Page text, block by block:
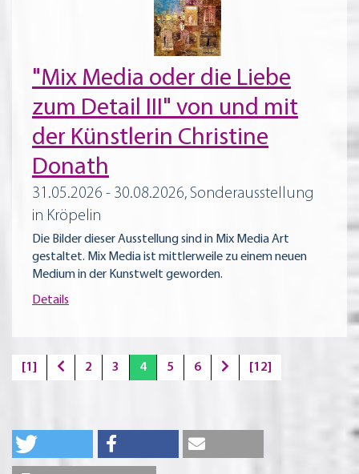
"Mix Media oder die Liebe
zum Detail III" von und mit
der Künstlerin Christine
Donath
31.05.2026 - 30.08.2026, Sonderausstellung
in Kröpelin
Die Bilder dieser Ausstellung sind in Mix Media Art
gestaltet. Mix Media ist mittlerweile zu einem neuen
Medium in der Kunstwelt geworden.
Details
[1] 2 3 4 5 6 [12]